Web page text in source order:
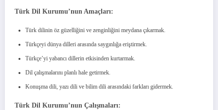
Türk Dil Kurumu’nun Amaçları:
Türk dilinin öz güzelliğini ve zenginliğini meydana çıkarmak.
Türkçeyi dünya dilleri arasında saygınlığa eriştirmek.
Türkçe’yi yabancı dillerin etkisinden kurtarmak.
Dil çalışmalarını planlı hale getirmek.
Konuşma dili, yazı dili ve bilim dili arasındaki farkları gidermek.
Türk Dil Kurumu’nun Çalışmaları: